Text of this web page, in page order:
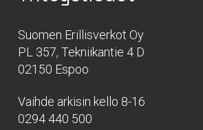
Suomen Erillisverkot Oy
PL 357, Tekniikantie 4 D
02150 Espoo
Vaihde arkisin kello 8-16
0294 440 500